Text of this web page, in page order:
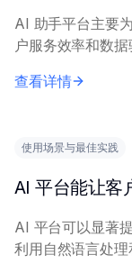
AI 助手平台主要
户服务效率和数据驱动决策
员工从复杂工作中
查看详情
使用场景与最佳实践
AI 平台能让客
AI 平台可以显著
利用自然语言处